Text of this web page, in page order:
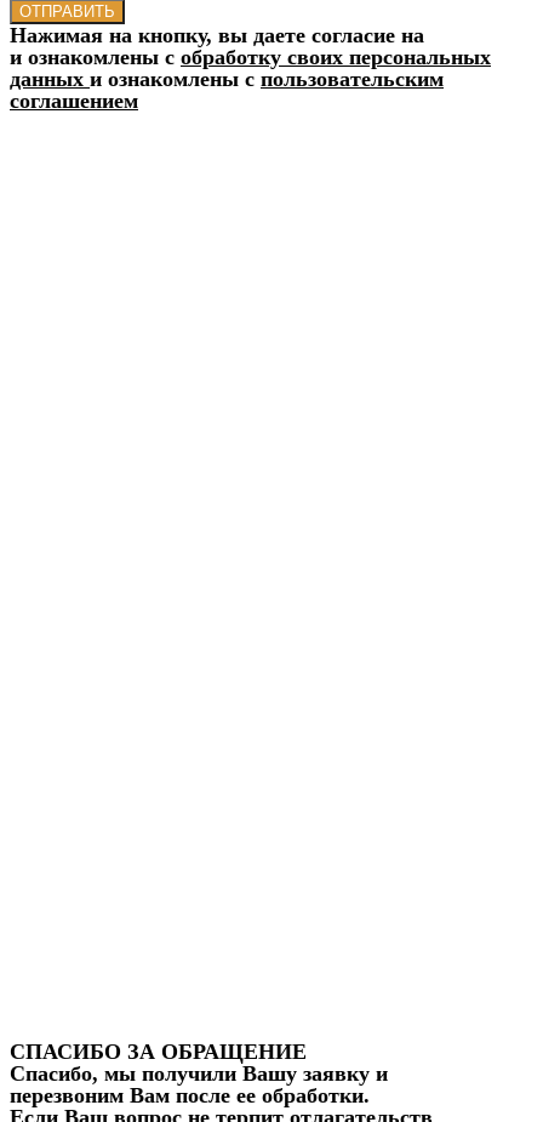
ОТПРАВИТЬ
Нажимая на кнопку, вы даете согласие на
и ознакомлены с обработку своих персональных
данных и ознакомлены с пользовательским
соглашением
СПАСИБО ЗА ОБРАЩЕНИЕ
Спасибо, мы получили Вашу заявку и
перезвоним Вам после ее обработки.
Если Ваш вопрос не терпит отлагательств